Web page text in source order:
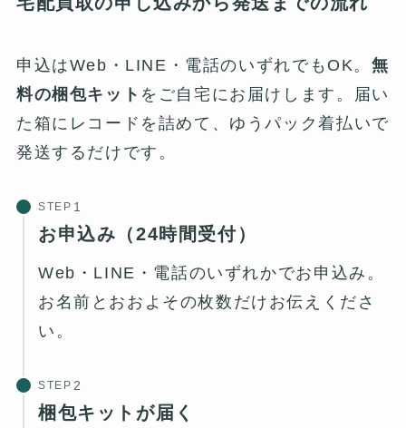
申込はWeb・LINE・電話のいずれでもOK。無
料の梱包キット をご自宅にお届けします。届い
た箱にレコードを詰めて、ゆうパック着払いで
発送するだけです。
STEP
お申込み（24時間受付）
Web・LINE・電話のいずれかでお申込み。
お名前とおおよその枚数だけお伝えくださ
い。
STEP
梱包キットが届く